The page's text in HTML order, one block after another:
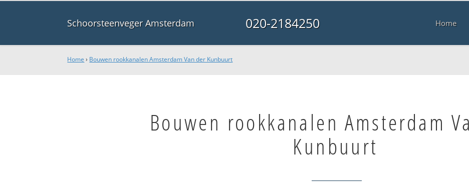
Schoorsteenveger Amsterdam 020-2184250 Home
Home › Bouwen rookkanalen Amsterdam Van der Kunbuurt
Bouwen rookkanalen Amsterdam
Kunbuurt